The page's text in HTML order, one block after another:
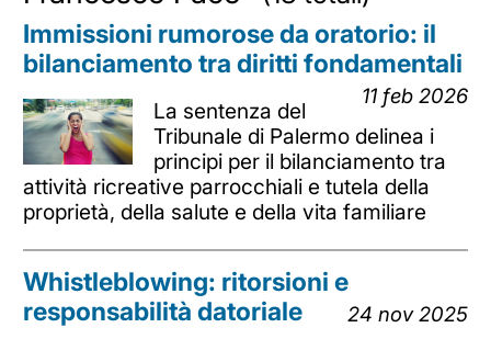
Immissioni rumorose da oratorio: il
bilanciamento tra diritti fondamentali
11 feb 2026
La sentenza del
Tribunale di Palermo delinea i
principi per il bilanciamento tra
attività ricreative parrocchiali e tutela della
proprietà, della salute e della vita familiare
Whistleblowing: ritorsioni e
responsabilità datoriale
24 nov 2025